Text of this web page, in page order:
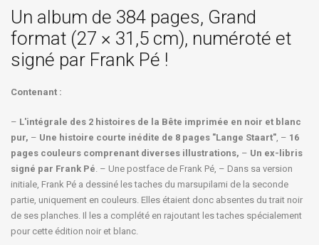
Un album de 384 pages, Grand
format (27 × 31,5 cm), numéroté et
signé par Frank Pé !
Contenant :
– L'intégrale des 2 histoires de la Bête imprimée en noir et blanc
pur, – Une histoire courte inédite de 8 pages "Lange Staart", – 16
pages couleurs comprenant diverses illustrations, – Un ex-libris
signé par Frank Pé. – Une postface de Frank Pé, – Dans sa version
initiale, Frank Pé a dessiné les taches du marsupilami de la seconde
partie, uniquement en couleurs. Elles étaient donc absentes du trait noir
de ses planches. Il les a complété en rajoutant les taches spécialement
pour cette édition noir et blanc.